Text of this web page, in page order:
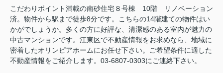
こだわりポイント満載の南砂住宅８号棟 10階 リノベーション
済。物件から駅まで徒歩8分です。こちらの14階建ての物件はい
かがでしょうか。多くの方に好評な、清潔感のある室内が魅力の
中古マンションです。江東区で不動産情報をお求めなら、地域に
密着したオリンピアホームにお任せ下さい。ご希望条件に適した
不動産情報をご紹介します。03-6807-0303にご連絡下さい。